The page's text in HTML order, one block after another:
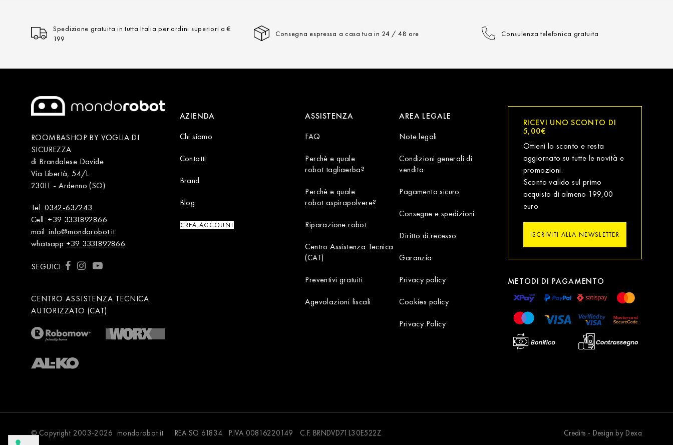
Spedizione gratuita in tutta Italia per ordini superiori a €
199
Consegna espressa a casa tua in 24 / 48 ore Consulenza telefonica gratuita
ROOMBASHOP BY VOGLIA DI
SICUREZZA
di Brandalese Davide
Via Libertà, 54/L
23011 - Ardenno (SO)
Tel: 0342-637243
Cell: +39 3331892866
mail:info@mondorobot.it
whatsapp +39 3331892866
SEGUICI:
CENTRO ASSISTENZA TECNICA
AUTORIZZATO (CAT)
AZIENDA
Chi siamo
Contatti
Brand
Blog
CREA ACCOUNT
ASSISTENZA
FAQ
Perchè e quale
robot tagliaerba?
Perchè e quale
robot aspirapolvere?
Riparazione robot
Centro Assistenza Tecnica
(CAT)
Preventivi gratuiti
Agevolazioni fiscali
AREA LEGALE
Note legali
Condizioni generali di
vendita
Pagamento sicuro
Consegne e spedizioni
Diritto di recesso
Garanzia
Privacy policy
Cookies policy
Privacy Policy
RICEVI UNO SCONTO DI
5,00€
Ottieni lo sconto e resta
aggiornato su tutte le novità e
promozioni.
Sconto valido sul primo
acquisto di almeno 199,00
euro
ISCRIVITI ALLA NEWSLETTER
METODI DI PAGAMENTO
© Copyright 2003-2026 mondorobot.it REA SO 61834 P.IVA 00816220149 C.F. BRNDVD71L30E522Z Credits - Design by Dexa